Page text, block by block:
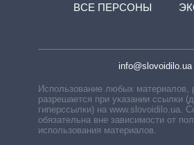
ВСЕ ПЕРСОНЫ
info@slovoidilo.ua
Использование любых материалов,
разрешается при указании ссылки
гиперссылки) на www.slovoidilo.ua.
обязательна вне зависимости от
использования материалов.